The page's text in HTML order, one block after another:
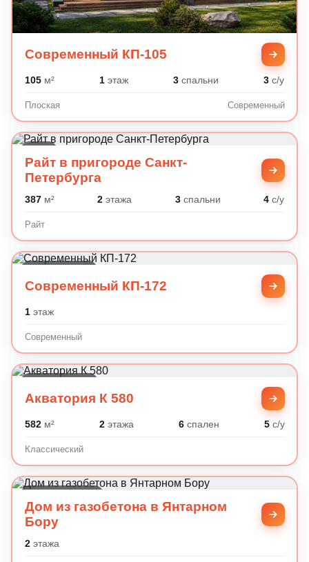
Современный КП-105
105м² 1этаж 3 спальни 3 с/у
Плоская Современный
Райт в пригороде Санкт-
Петербурга
387м² 2 этажа 3спальни 4 с/у
Райт
Современный КП-172
1этаж
Современный
Акватория К 580
582м² 2этажа 6спален 5с/у
Классический
Дом из газобетона в Янтарном
Бору
2этажа